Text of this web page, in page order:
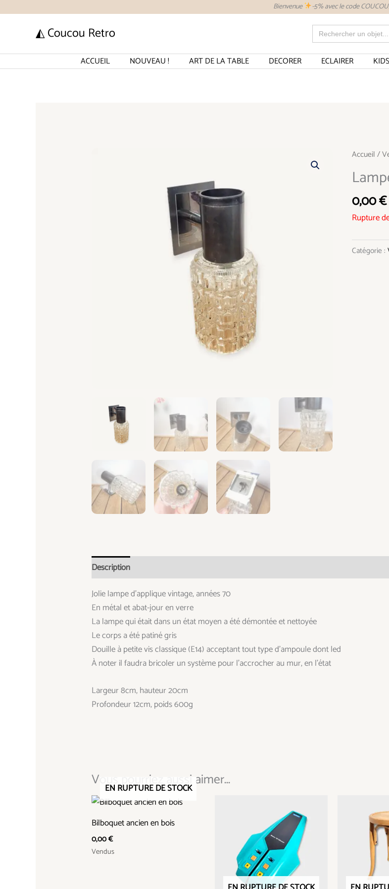
Bienvenue -5% avec le code
◭ Coucou Retro Search
for:
ACCUEIL NOUVEAU ! ART DE LA TABLE DECORER ECLAIRER
Accueil /
0,00€
Rupture
Catégorie :
Description
Jolie lampe d’applique vintage, années 70
En métal et abat-jour en verre
La lampe qui était dans un état moyen a été démontée et nettoyée
Le corps a été patiné gris
Douille à petite vis classique (E14) acceptant tout type d’ampoule dont led
À noter il faudra bricoler un système pour l’accrocher au mur, en l’état
Largeur 8cm, hauteur 20cm
Profondeur 12cm, poids 600g
Vous pourriez aussi aimer...
EN RUPTURE DE STOCK
Bilboquet ancien en bois
0,00€
Vendus